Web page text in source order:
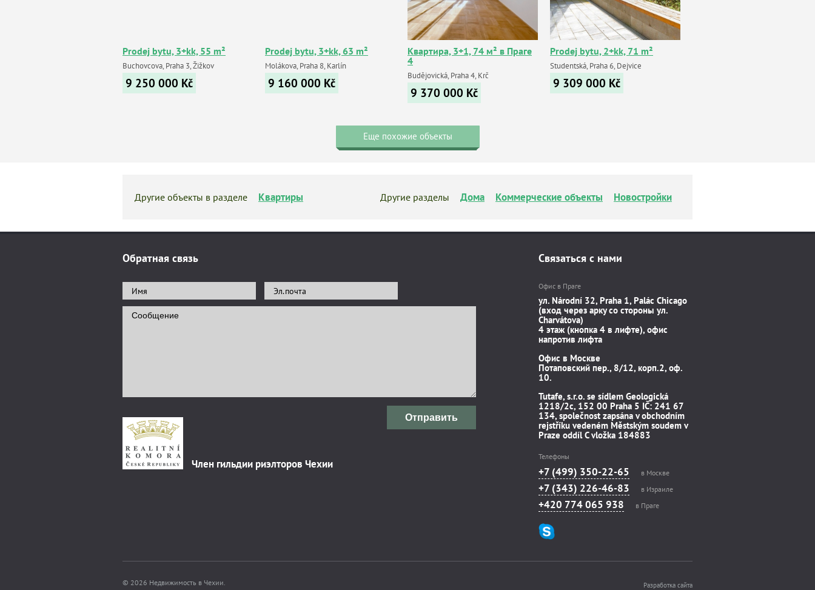
Prodej bytu, 3+kk, 55 m²
Buchovcova, Praha 3, Žižkov
9 250 000 Kč
Prodej bytu, 3+kk, 63 m²
Molákova, Praha 8, Karlín
9 160 000 Kč
Квартира, 3+1, 74 м² в Праге
4
Budějovická, Praha 4, Krč
9 370 000 Kč
Prodej bytu, 2+kk, 71 m²
Studentská, Praha 6, Dejvice
9 309 000 Kč
Еще похожие объекты
Другие объекты в разделе Квартиры Другие разделы Дома Коммерческие объекты Новостройки
Обратная связь
Отправить
Член гильдии риэлторов Чехии
Связаться с нами
Офис в Праге
ул. Národní 32, Praha 1, Palác Chicago
(вход через арку со стороны ул.
Charvátova)
4 этаж (кнопка 4 в лифте), офис
напротив лифта
Офис в Москве
Потаповский пер., 8/12, корп.2, оф.
10.
Tutafe, s.r.o. se sídlem Geologická
1218/2c, 152 00 Praha 5 IČ: 241 67
134, společnost zapsána v obchodním
rejstříku vedeném Městským soudem v
Praze oddíl C vložka 184883
Телефоны
+7 (499) 350-22-65 в Москве
+7 (343) 226-46-83 в Израиле
+420 774 065 938 в Праге
© 2026 Недвижимость в Чехии. Разработка сайта